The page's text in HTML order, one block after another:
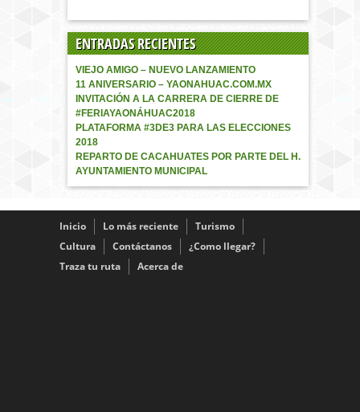
ENTRADAS RECIENTES
VIEJO AMIGO – NUEVO LANZAMIENTO
11 ANIVERSARIO – YAONAHUAC.COM.MX
INVITACIÓN A LA CARRERA DE CIERRE DE
#FERIAYAONÁHUAC2018
PLATAFORMA #3DE3 PARA LAS ELECCIONES
2018
REPARTO DE CACAHUATES POR PARTE DEL H.
AYUNTAMIENTO MUNICIPAL
Inicio Lo más reciente
Turismo
Cultura
Contáctanos
¿Como llegar?
Traza tu ruta
Acerca de